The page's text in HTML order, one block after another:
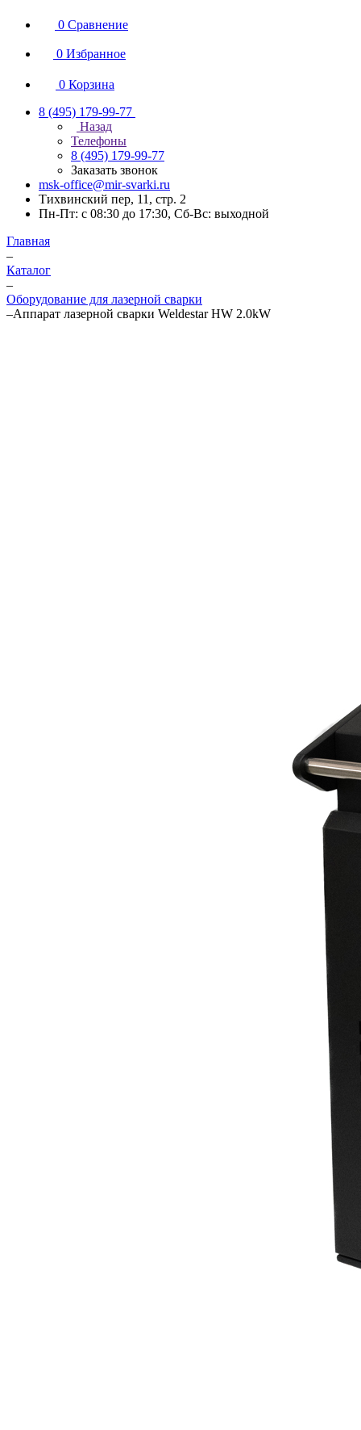
0 Сравнение
0 Избранное
0 Корзина
8 (495) 179-99-77
Назад
Телефоны
8 (495) 179-99-77
Заказать звонок
msk-office@mir-svarki.ru
Тихвинский пер, 11, стр. 2
Пн-Пт: с 08:30 до 17:30, Сб-Вс: выходной
Главная
–
Каталог
–
Оборудование для лазерной сварки
–Аппарат лазерной сварки Weldestar HW 2.0kW